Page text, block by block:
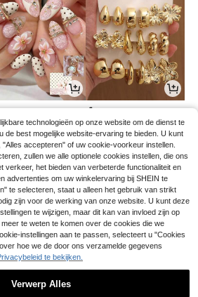
4
technologieën op onze website om de dienst te
de best mogelijke website-ervaring te bieden. U kunt
accepteren" of uw cookie-voorkeur instellen.
zullen we alle optionele cookies instellen, die ons
verkeer, het bieden van verbeterde functionaliteit en
advertenties om uw winkelervaring bij SHEIN te
te selecteren, staat u alleen het gebruik van strikt
zijn voor de werking van onze website. U kunt deze
te wijzigen, maar dit kan van invloed zijn op
te weten te komen over de cookies die we
instellingen aan te passen, selecteert u "Cookies
hoe we de door ons verzamelde gegevens
te bekijken.
Verwerp Alles